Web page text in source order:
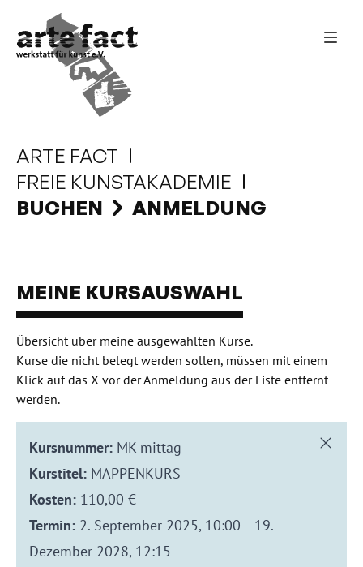
ARTE FACT
FREIE KUNSTAKADEMIE
BUCHEN
ANMELDUNG
MEINE KURSAUSWAHL
Übersicht über meine ausgewählten Kurse.
Kurse die nicht belegt werden sollen, müssen mit einem
Klick auf das X vor der Anmeldung aus der Liste entfernt
werden.
Kursnummer: MK mittag
Kurstitel: MAPPENKURS
Kosten: 110,00 €
Termin: 2. September 2025, 10:00 – 19.
Dezember 2028, 12:15